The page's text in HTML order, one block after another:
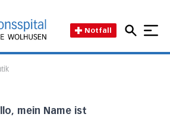
Notfall
mein Name ist